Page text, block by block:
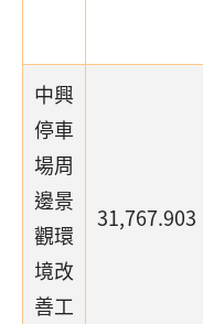
中興
停車
場周
邊景
觀環
境改
善工
31,767.903